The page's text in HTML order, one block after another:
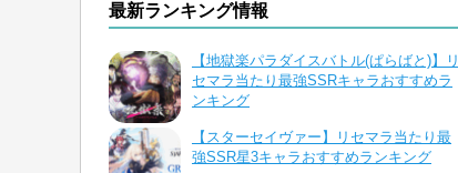
最新ランキング情報
【地獄楽パラダイスバトル(ぱらばと)】リ
セマラ当たり最強SSRキャラおすすめラ
ンキング
【スターセイヴァー】リセマラ当たり最
強SSR星3キャラおすすめランキング